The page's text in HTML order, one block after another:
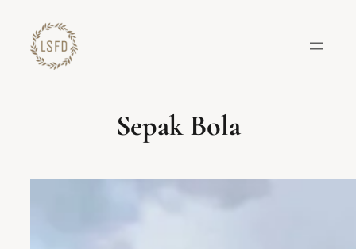
konten
Sepak Bola